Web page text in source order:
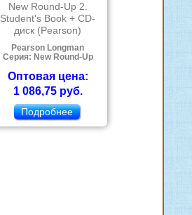
New Round-Up 2.
Student's Book + CD-
диск (Pearson)
Pearson Longman
Серия: New Round-Up
Оптовая цена:
1 086,75 руб.
Подробнее